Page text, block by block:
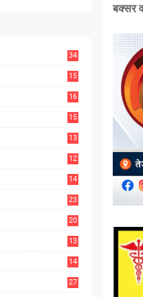
34
15
16
15
13
12
14
23
20
13
14
27
बक्सर